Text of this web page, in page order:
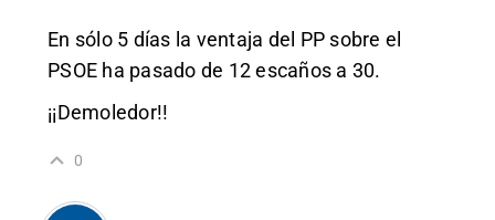
En sólo 5 días la ventaja del PP sobre el
PSOE ha pasado de 12 escaños a 30.
¡¡Demoledor!!
0